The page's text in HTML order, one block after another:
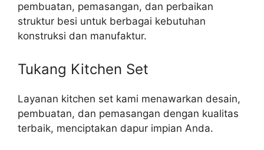
pembuatan, pemasangan, dan perbaikan
struktur besi untuk berbagai kebutuhan
konstruksi dan manufaktur.
Tukang Kitchen Set
Layanan kitchen set kami menawarkan desain,
pembuatan, dan pemasangan dengan kualitas
terbaik, menciptakan dapur impian Anda.